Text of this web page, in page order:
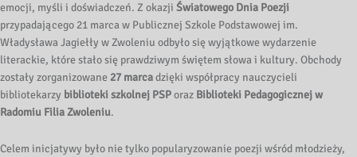
emocji, myśli i doświadczeń. Z okazji Światowego Dnia Poezji
przypadającego 21 marca w Publicznej Szkole Podstawowej im.
Władysława Jagiełły w Zwoleniu odbyło się wyjątkowe wydarzenie
literackie, które stało się prawdziwym świętem słowa i kultury. Obchody
zostały zorganizowane 27 marcadzięki współpracy nauczycieli
bibliotekarzy biblioteki szkolnej PSPoraz Biblioteki Pedagogicznej w
Radomiu Filia Zwoleniu.
Celem inicjatywy było nie tylko popularyzowanie poezji wśród młodzieży,